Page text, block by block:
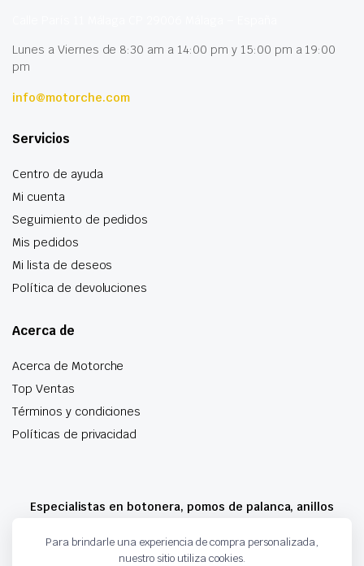
Lunes a Viernes de 8:30 am a 14:00 pm y 15:00 pm a 19:00
pm
info@motorche.com
Servicios
Centro de ayuda
Mi cuenta
Seguimiento de pedidos
Mis pedidos
Mi lista de deseos
Política de devoluciones
Acerca de
Acerca de Motorche
Top Ventas
Términos y condiciones
Políticas de privacidad
Especialistas en botonera, pomos de palanca, anillos
Para brindarle una experiencia de compra personalizada,
nuestro sitio utiliza cookies.